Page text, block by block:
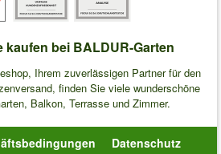
kaufen bei BALDUR-Garten
Ihrem zuverlässigen Partner für den
finden Sie viele wunderschöne
Balkon, Terrasse und Zimmer.
Datenschutz